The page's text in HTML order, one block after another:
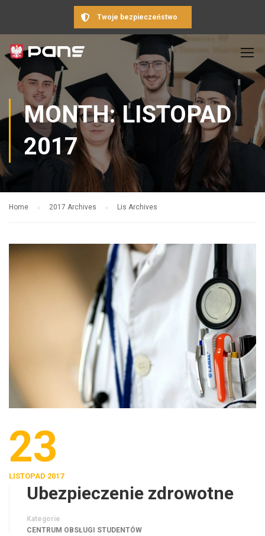
Twoje bezpieczeństwo
MONTH: LISTOPAD
2017
Home 2017 Archives Lis Archives
23
LISTOPAD 2017
Ubezpieczenie zdrowotne
Kategorie
CENTRUM OBSŁUGI STUDENTÓW